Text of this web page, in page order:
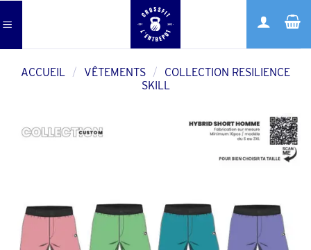
to
ACCUEIL / VÊTEMENTS /
COLLECTION RESILIENCE
SKILL